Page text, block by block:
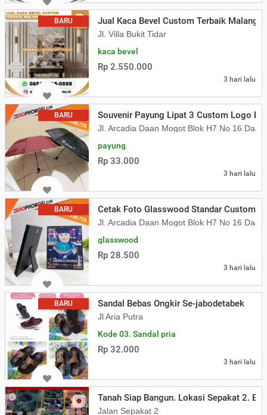
BARU Jual Kaca Bevel Custom Terbaik Malang
Jl. Villa Bukit Tidar
kaca bevel
Rp 2.550.000
3 hari lalu
BARU Souvenir Payung Lipat 3 Custom Logo
Jl. Arcadia Daan Mogot Blok H7 No 16
payung
Rp 33.000
3 hari lalu
BARU Cetak Foto Glasswood Standar Custom
Jl. Arcadia Daan Mogot Blok H7 No 16
glasswood
Rp 28.500
3 hari lalu
BARU Sandal Bebas Ongkir Se-jabodetabek
Jl Aria Putra
Kode 03. Sandal pria
Rp 32.000
3 hari lalu
Tanah Siap Bangun. Lokasi Sepakat 2.
Jalan Sepakat 2